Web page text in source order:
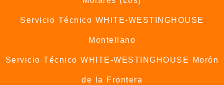
Servicio Técnico WHITE-WESTINGHOUSE
Montellano
Servicio Técnico WHITE-WESTINGHOUSE Morón
de la Frontera